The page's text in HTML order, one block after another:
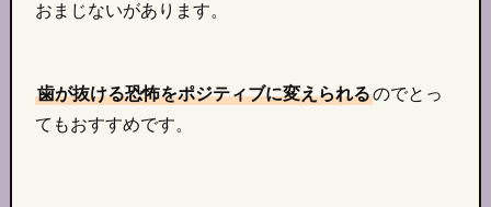
おまじないがあります。
歯が抜ける恐怖をポジティブに変えられるのでとっ
てもおすすめです。